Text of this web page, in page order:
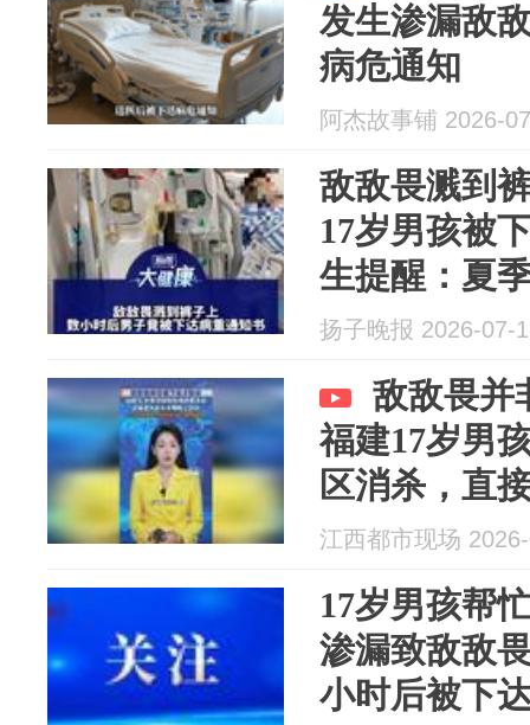
发生渗漏敌
病危通知
阿杰故事铺 2026-
敌敌畏溅到
17岁男孩被
生提醒：夏
消，切勿直
扬子晚报 2026-07-
敌敌畏并
福建17岁男
区消杀，直
江西都市现场
17岁男孩帮
渗漏致敌敌
小时后被下